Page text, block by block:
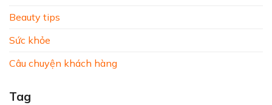
Beauty tips
Sức khỏe
Câu chuyện khách hàng
Tag